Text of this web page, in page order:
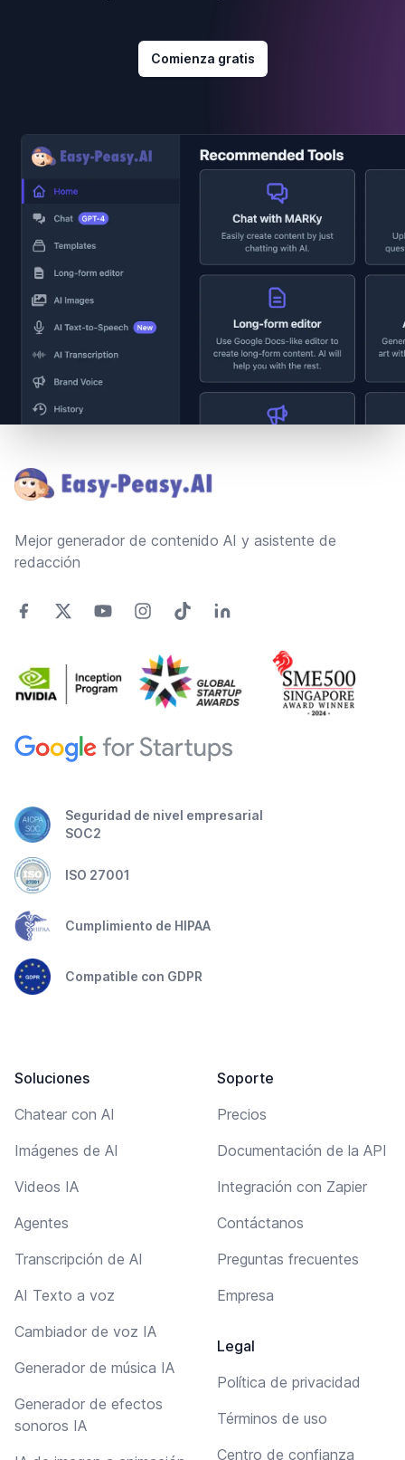
Comienza gratis
Mejor generador de contenido AI y asistente de
redacción
Seguridad de nivel empresarial
SOC2
ISO 27001
Cumplimiento de HIPAA
Compatible con GDPR
Soluciones
Chatear con AI
Imágenes de AI
Videos IA
Agentes
Transcripción de AI
AI Texto a voz
Cambiador de voz IA
Generador de música IA
Generador de efectos
sonoros IA
Soporte
Precios
Documentación de la API
Integración con Zapier
Contáctanos
Preguntas frecuentes
Empresa
Legal
Política de privacidad
Términos de uso
Centro de confianza